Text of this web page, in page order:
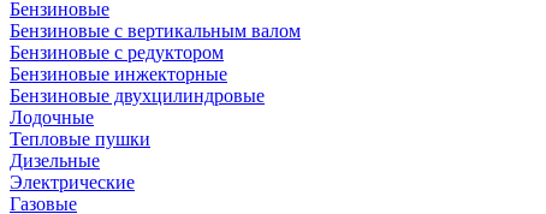
Бензиновые
Бензиновые с вертикальным валом
Бензиновые с редуктором
Бензиновые инжекторные
Бензиновые двухцилиндровые
Лодочные
Тепловые пушки
Дизельные
Электрические
Газовые